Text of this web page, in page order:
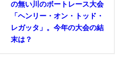
の無い川のボートレース大会
「ヘンリー・オン・トッド・
レガッタ」。今年の大会の結
末は？